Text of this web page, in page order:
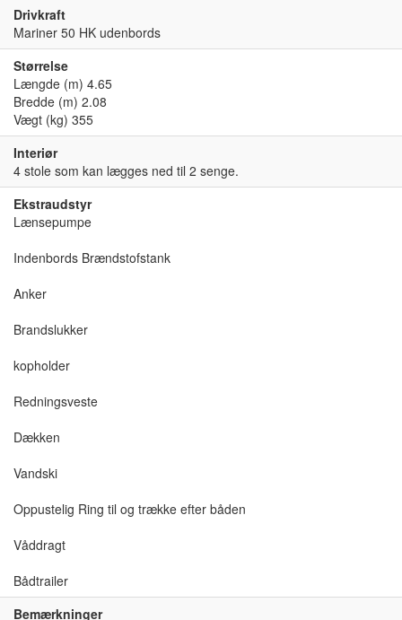
Drivkraft
Mariner 50 HK udenbords
Størrelse
Længde (m) 4.65
Bredde (m) 2.08
Vægt (kg) 355
Interiør
4 stole som kan lægges ned til 2 senge.
Ekstraudstyr
Lænsepumpe
Indenbords Brændstofstank
Anker
Brandslukker
kopholder
Redningsveste
Dækken
Vandski
Oppustelig Ring til og trække efter båden
Våddragt
Bådtrailer
Bemærkninger